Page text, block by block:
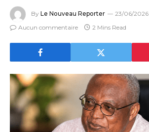
By Le Nouveau Reporter
23/06/2026
Aucun commentaire
2 Mins Read